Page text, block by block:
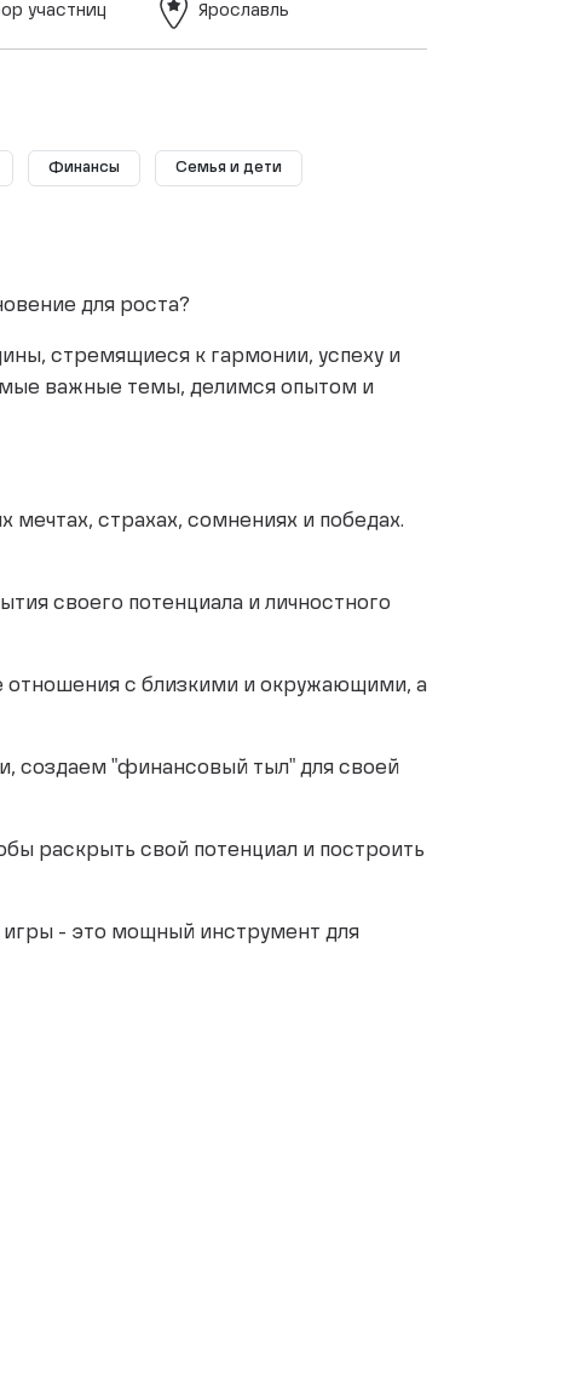
участниц Ярославль
Финансы Семья и дети
для роста?
стремящиеся к гармонии, успеху и
важные темы, делимся опытом и
страхах, сомнениях и победах.
своего потенциала и личностного
отношения с близкими и окружающими, а
создаем "финансовый тыл" для своей
раскрыть свой потенциал и построить
- это мощный инструмент для